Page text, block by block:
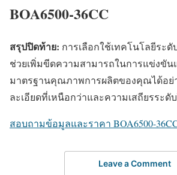
BOA6500-36CC
สรุปปิดท้าย: การเลือกใช้เทคโนโลยีระดั
ช่วยเพิ่มขีดความสามารถในการแข่งขัน
มาตรฐานคุณภาพการผลิตของคุณได้อย่
ละเอียดที่เหนือกว่าและความเสถียรระดั
สอบถามข้อมูลและราคา BOA6500-
Leave a Comment